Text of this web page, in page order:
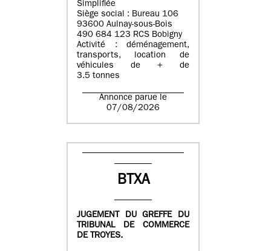
Simplifiée
Siège social : Bureau 106
93600 Aulnay-sous-Bois
490 684 123 RCS Bobigny
Activité : déménagement,
transports, location de
véhicules de + de
3.5 tonnes
Annonce parue le
07/08/2026
BTXA
JUGEMENT DU GREFFE DU
TRIBUNAL DE COMMERCE
DE TROYES.